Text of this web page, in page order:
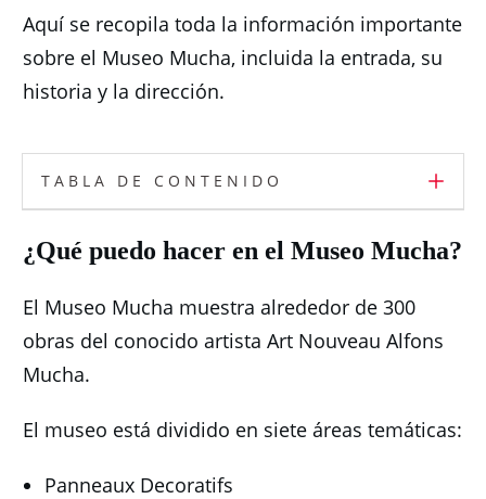
Aquí se recopila toda la información importante
sobre el Museo Mucha, incluida la entrada, su
historia y la dirección.
TABLA DE CONTENIDO
¿Qué puedo hacer en el Museo Mucha?
El Museo Mucha muestra alrededor de 300
obras del conocido artista Art Nouveau Alfons
Mucha.
El museo está dividido en siete áreas temáticas:
Panneaux Decoratifs